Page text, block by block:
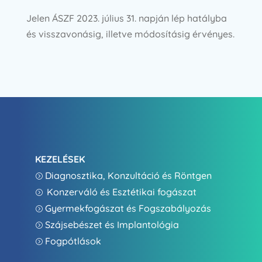
Jelen ÁSZF 2023. július 31. napján lép hatályba
és visszavonásig, illetve módosításig érvényes.
KEZELÉSEK
= Diagnosztika, Konzultáció és Röntgen
= Konzerváló és Esztétikai fogászat
= Gyermekfogászat és Fogszabályozás
= Szájsebészet és Implantológia
= Fogpótlások